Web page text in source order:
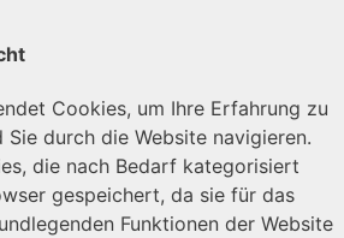
Cookies, um Ihre Erfahrung zu
Sie durch die Website navigieren.
die nach Bedarf kategorisiert
gespeichert, da sie für das
Funktionen der Website